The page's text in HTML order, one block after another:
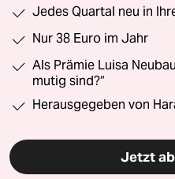
Jedes Quartal neu in
Nur 38 Euro im Jahr
Als Prämie Luisa
mutig sind?“
Herausgegeben von
Jetzt